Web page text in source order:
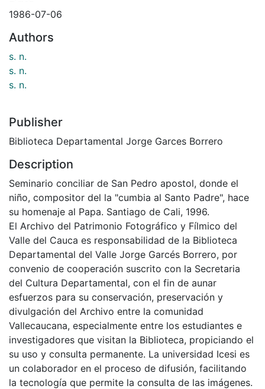
1986-07-06
Authors
s. n.
s. n.
s. n.
Publisher
Biblioteca Departamental Jorge Garces Borrero
Description
Seminario conciliar de San Pedro apostol, donde el
niño, compositor del la "cumbia al Santo Padre", hace
su homenaje al Papa. Santiago de Cali, 1996.
El Archivo del Patrimonio Fotográfico y Fílmico del
Valle del Cauca es responsabilidad de la Biblioteca
Departamental del Valle Jorge Garcés Borrero, por
convenio de cooperación suscrito con la Secretaria
del Cultura Departamental, con el fin de aunar
esfuerzos para su conservación, preservación y
divulgación del Archivo entre la comunidad
Vallecaucana, especialmente entre los estudiantes e
investigadores que visitan la Biblioteca, propiciando el
su uso y consulta permanente. La universidad Icesi es
un colaborador en el proceso de difusión, facilitando
la tecnología que permite la consulta de las imágenes.